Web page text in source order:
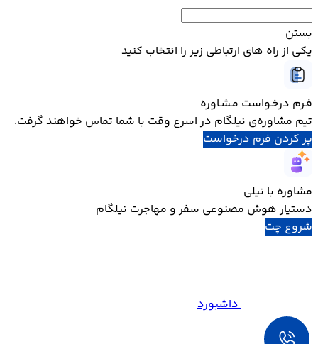
بستن
یکی از راه های ارتباطی زیر را انتخاب کنید
فـرم درخـواست مـشـاوره
تیم مشاوره‌ی نیلگام در اسرع وقت با شما تماس خواهند گرفت.
پر کردن فرم درخواست
مشاوره با نیلی
دستیار هوش مصنوعی سفر و مهاجرت نیلگام
شروع چت
داشبورد